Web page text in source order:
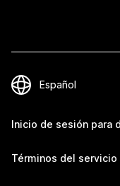
Inicio de sesión para
Términos del servicio